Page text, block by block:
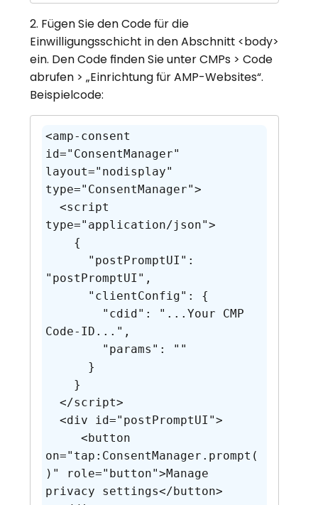
2. Fügen Sie den Code für die
Einwilligungsschicht in den Abschnitt <body>
ein. Den Code finden Sie unter CMPs > Code
abrufen > „Einrichtung für AMP-Websites“.
Beispielcode:
<amp-consent
id="ConsentManager"
layout="nodisplay"
type="ConsentManager">
type="application/json">
"postPromptUI",
Code-ID...",
on="tap:ConsentManager.prompt(
)" role="button">Manage
privacy settings</button>